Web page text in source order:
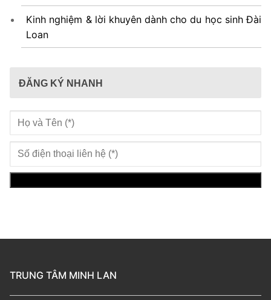
Kinh nghiệm & lời khuyên dành cho du học sinh Đài
Loan
ĐĂNG KÝ NHANH
TRUNG TÂM MINH LAN